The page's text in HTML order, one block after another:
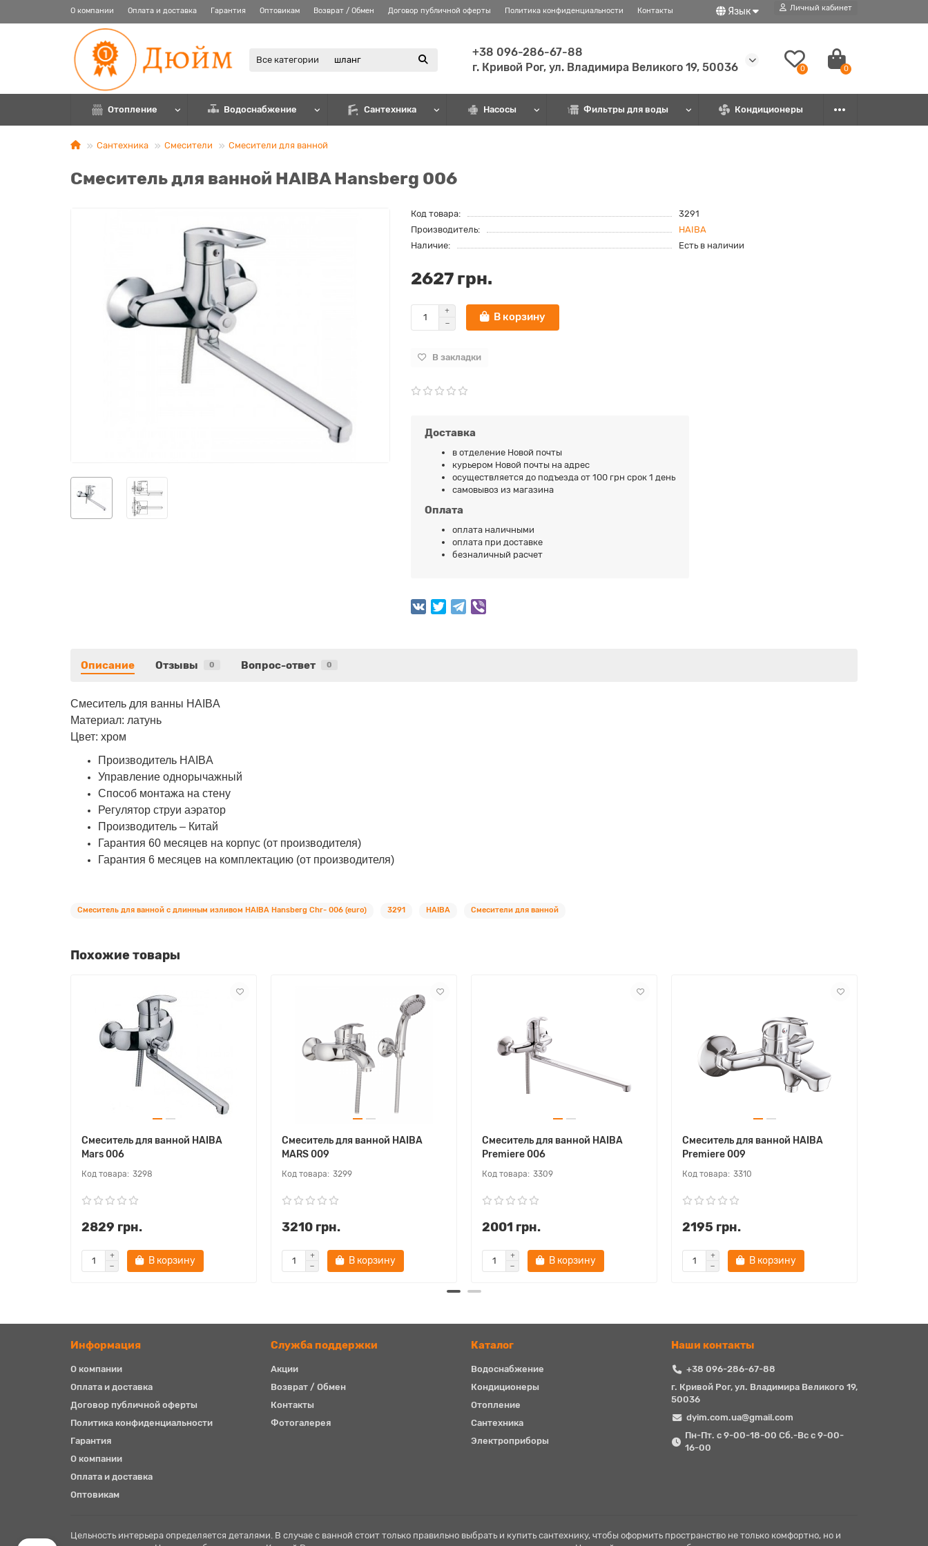
О компании Оплата и доставка Гарантия Оптовикам Возврат / Обмен Договор публичной оферты Политика конфиденциальности Контакты Язык Личный кабинет
Все категории
+38 096-286-67-88
г. Кривой Рог, ул. Владимира Великого 19, 50036
0 0
Отопление Водоснабжение Сантехника Насосы Фильтры для воды Кондиционеры
Сантехника Смесители Смесители для ванной
Смеситель для ванной HAIBA Hansberg 006
Код товара:
3291
Производитель:
HAIBA
Наличие:
Есть в наличии
2627 грн.
В корзину
В закладки
Доставка
в отделение Новой почты
курьером Новой почты на адрес
осуществляется до подъезда от 100 грн срок 1 день
самовывоз из магазина
Оплата
оплата наличными
оплата при доставке
безналичный расчет
Описание Отзывы 0 Вопрос-ответ 0
Смеситель для ванны HAIBA
Материал: латунь
Цвет: хром
Производитель HAIBA
Управление однорычажный
Способ монтажа на стену
Регулятор струи аэратор
Производитель – Китай
Гарантия 60 месяцев на корпус (от производителя)
Гарантия 6 месяцев на комплектацию (от производителя)
Смеситель для ванной с длинным изливом HAIBA Hansberg Chr- 006 (euro) 3291 HAIBA Смесители для ванной
Похожие товары
Смеситель для ванной HAIBA
Mars 006
3298
2829 грн.
В корзину
Смеситель для ванной HAIBA
MARS 009
3299
3210 грн.
В корзину
Смеситель для ванной HAIBA
Premiere 006
3309
2001 грн.
В корзину
Смеситель для ванной HAIBA
Premiere 009
3310
2195 грн.
В корзину
Информация
О компании
Оплата и доставка
Договор публичной оферты
Политика конфиденциальности
Гарантия
О компании
Оплата и доставка
Оптовикам
Служба поддержки
Акции
Возврат / Обмен
Контакты
Фотогалерея
Каталог
Водоснабжение
Кондиционеры
Отопление
Сантехника
Электроприборы
Наши контакты
+38 096-286-67-88
г. Кривой Рог, ул. Владимира Великого 19,
50036
dyim.com.ua@gmail.com
Пн-Пт. с 9-00-18-00 Сб.-Вс с 9-00-
16-00
Цельность интерьера определяется деталями. В случае с ванной стоит только правильно выбрать и купить сантехнику, чтобы оформить пространство не только комфортно, но и